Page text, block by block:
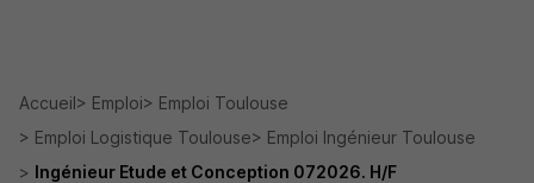
Accueil Emploi
Emploi Toulouse
Emploi Logistique Toulouse
Emploi Ingénieur Toulouse
Ingénieur Etude et Conception 072026. H/F